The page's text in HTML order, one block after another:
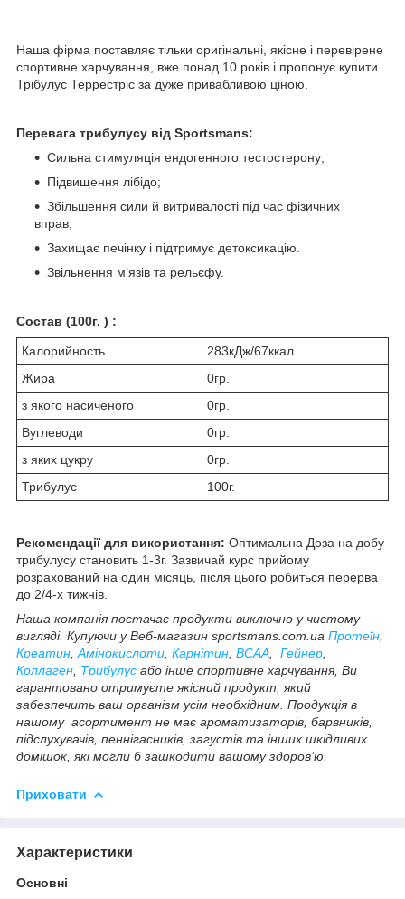
Наша фірма поставляє тільки оригінальні, якісне і перевірене
спортивне харчування, вже понад 10 років і пропонує купити
Трібулус Террестріс за дуже привабливою ціною.
Перевага трибулусу від Sportsmans:
Сильна стимуляція ендогенного тестостерону;
Підвищення лібідо;
Збільшення сили й витривалості під час фізичних
вправ;
Захищає печінку і підтримує детоксикацію.
Звільнення м’язів та рельєфу.
Состав (100г. ) :
Калорийность
283кДж/67ккал
Жира
0гр.
з якого насиченого
0гр.
Вуглеводи
0гр.
з яких цукру
0гр.
Трибулус
100г.
Рекомендації для використання: Оптимальна Доза на добу
трибулусу становить 1-3г. Зазвичай курс прийому
розрахований на один місяць, після цього робиться перерва
до 2/4-х тижнів.
Наша компанія постачає продукти виключно у чистому
вигляді. Купуючи у Веб-магазин sportsmans.com.ua Протеїн
Креатин Амінокислоти Карнітин BCAA Гейнер
Коллаген Трибулус або інше спортивне харчування, Ви
гарантовано отримуєте якісний продукт, який
забезпечить ваш організм усім необхідним. Продукція в
нашому асортимент не має ароматизаторів, барвників,
підслухувачів, пеннігасників, загустів та інших шкідливих
домішок, які могли б зашкодити вашому здоров’ю.
Приховати
Характеристики
Основні